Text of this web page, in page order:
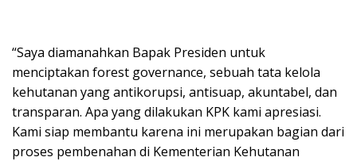
“Saya diamanahkan Bapak Presiden untuk
menciptakan forest governance, sebuah tata kelola
kehutanan yang antikorupsi, antisuap, akuntabel, dan
transparan. Apa yang dilakukan KPK kami apresiasi.
Kami siap membantu karena ini merupakan bagian dari
proses pembenahan di Kementerian Kehutanan